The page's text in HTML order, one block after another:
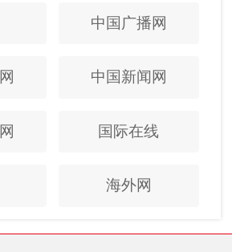
中国广播网
中国新闻网
国际在线
海外网